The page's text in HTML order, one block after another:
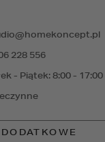
- Piątek: 8:00 - 17:00
228 556